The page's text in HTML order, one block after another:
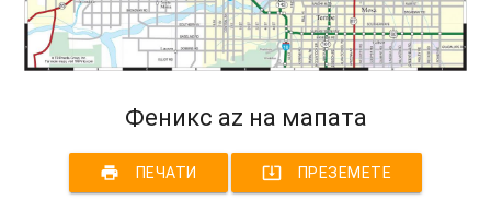
Феникс az на мапата
print ПЕЧАТИ system_update_alt ПРЕЗЕМЕТЕ